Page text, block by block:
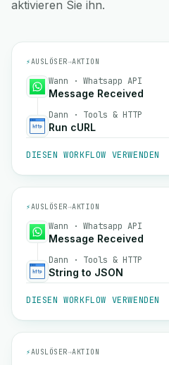
aktivieren Sie ihn.
⚡AUSLÖSER→AKTION
Wann · Whatsapp API
Message Received
Dann · Tools & HTTP
Run cURL
DIESEN WORKFLOW VERWENDEN
⚡AUSLÖSER→AKTION
Wann · Whatsapp API
Message Received
Dann · Tools & HTTP
String to JSON
DIESEN WORKFLOW VERWENDEN
⚡AUSLÖSER→AKTION